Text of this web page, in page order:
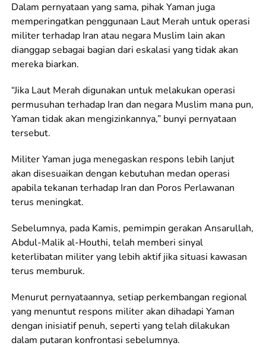
Dalam pernyataan yang sama, pihak Yaman juga
memperingatkan penggunaan Laut Merah untuk operasi
militer terhadap Iran atau negara Muslim lain akan
dianggap sebagai bagian dari eskalasi yang tidak akan
mereka biarkan.
“Jika Laut Merah digunakan untuk melakukan operasi
permusuhan terhadap Iran dan negara Muslim mana pun,
Yaman tidak akan mengizinkannya,” bunyi pernyataan
tersebut.
Militer Yaman juga menegaskan respons lebih lanjut
akan disesuaikan dengan kebutuhan medan operasi
apabila tekanan terhadap Iran dan Poros Perlawanan
terus meningkat.
Sebelumnya, pada Kamis, pemimpin gerakan Ansarullah,
Abdul-Malik al-Houthi, telah memberi sinyal
keterlibatan militer yang lebih aktif jika situasi kawasan
terus memburuk.
Menurut pernyataannya, setiap perkembangan regional
yang menuntut respons militer akan dihadapi Yaman
dengan inisiatif penuh, seperti yang telah dilakukan
dalam putaran konfrontasi sebelumnya.